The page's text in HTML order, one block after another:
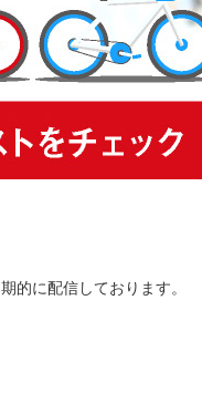
的に配信しております。